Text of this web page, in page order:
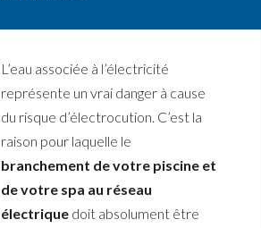
L’eau associée à l’électricité
représente un vrai danger à cause
du risque d’électrocution. C’est la
raison pour laquelle le
branchement de votre piscine et
de votre spa au réseau
électrique doit absolument être